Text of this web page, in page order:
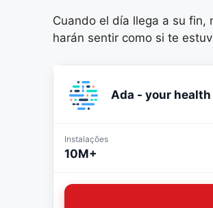
Cuando el día llega a su fin,
harán sentir como si te
Ada - your
Instalações
10M+